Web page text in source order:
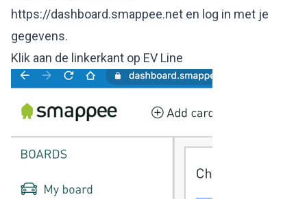
https://dashboard.smappee.net en log in met je
gegevens.
Klik aan de linkerkant op EV Line